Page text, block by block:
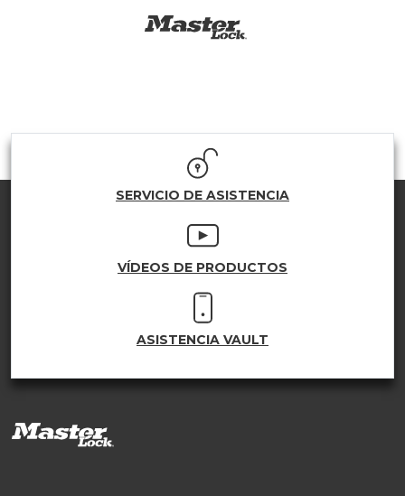
SERVICIO DE ASISTENCIA
VÍDEOS DE PRODUCTOS
ASISTENCIA VAULT